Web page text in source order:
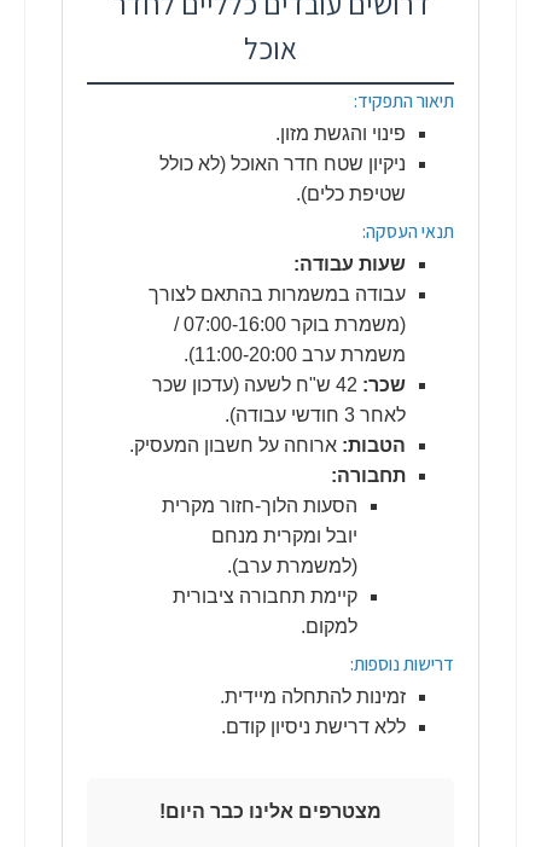
אוכל
תיאור התפקיד:
פינוי והגשת מזון.
ניקיון שטח חדר האוכל (לא כולל
שטיפת כלים).
תנאי העסקה:
שעות עבודה:
עבודה במשמרות בהתאם לצורך
(משמרת בוקר 07:00-16:00 /
משמרת ערב 11:00-20:00).
שכר:
42 ש"ח לשעה (עדכון שכר
לאחר 3 חודשי עבודה).
הטבות: ארוחה על חשבון המעסיק.
תחבורה:
הסעות הלוך-חזור מקרית
יובל ומקרית מנחם
(למשמרת ערב).
קיימת תחבורה ציבורית
למקום.
דרישות נוספות:
זמינות להתחלה מיידית.
ללא דרישת ניסיון קודם.
מצטרפים אלינו כבר היום!